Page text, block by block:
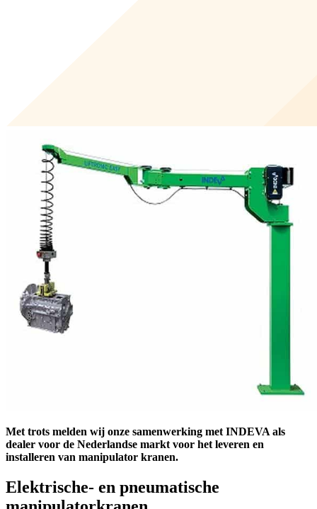
Met trots melden wij onze samenwerking met INDEVA als
dealer voor de Nederlandse markt voor het leveren en
installeren van manipulator kranen.
Elektrische- en pneumatische